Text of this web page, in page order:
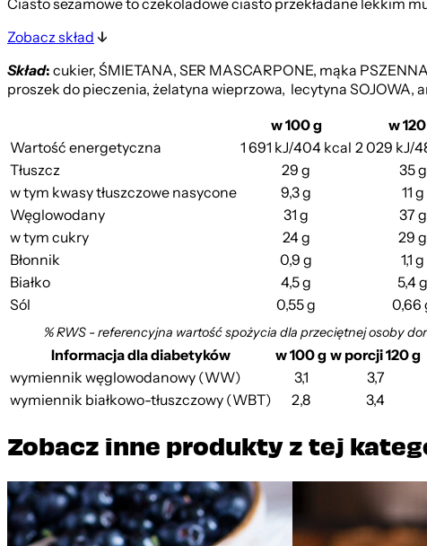
Ciasto sezamowe to czekoladowe ciasto przekładane lekkim
Zobacz skład
Skład:cukier, ŚMIETANA, SER MASCARPONE, mąka
proszek do pieczenia, żelatyna wieprzowa, lecytyna SOJOWA,
w 100 g
w
Wartość energetyczna
1 691 kJ/404 kcal 2 029 kJ/
Tłuszcz
29 g 35 g
w tym kwasy tłuszczowe nasycone
9,3 g 11 g
Węglowodany
31 g 37 g
w tym cukry
24 g 29 g
Błonnik
0,9 g 1,1 g
Białko
4,5 g 5,4 g
Sól
0,55 g 0,66
% RWS - referencyjna wartość spożycia dla przeciętnej osoby
Informacja dla diabetyków w 100 gw porcji 120 g
wymiennik węglowodanowy (WW)
3,1
3,7
wymiennik białkowo-tłuszczowy (WBT)
2,8 3,4
Zobacz inne produkty z tej